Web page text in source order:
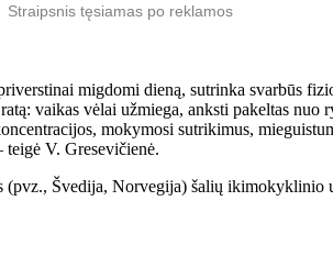
Straipsnis tęsiamas po reklamos
migdomi dieną, sutrinka svarbūs
vaikas vėlai užmiega, anksti pakeltas nuo
mokymosi sutrikimus,
V. Gresevičienė.
Švedija, Norvegija) šalių ikimokyklinio